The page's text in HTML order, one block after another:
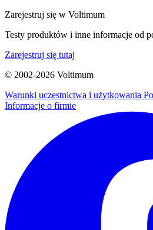
Zarejestruj się w Voltimum
Testy produktów i inne informacje od
Zarejestruj się tutaj
© 2002-2026 Voltimum
Warunki uczestnictwa i użytkowania
Informacje o firmie